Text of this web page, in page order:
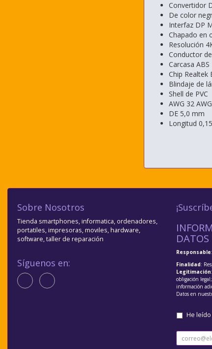
Convertidor
De color
Interfaz DP
Chapado en
Resolución
Conductor
Carcasa ABS
Chip Realtek
Blindaje de
Shell de PVC
AWG 32 AWG
DE 5,0 mm
Longitud
Sobre Nosotros
Tienda smartphones, informatica, ordenadores,
portatiles, impresoras, moviles, hardware,
software, taller de reparación
Síguenos en:
DATOS
Responsable
Finalidad:
Legitimación
obligación legal;
información
Datos en
He leído